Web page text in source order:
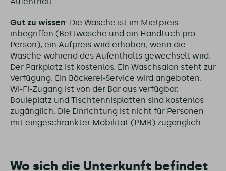
Gut zu wissen: Die Wäsche ist im Mietpreis
inbegriffen (Bettwäsche und ein Handtuch pro
Person), ein Aufpreis wird erhoben, wenn die
Wäsche während des Aufenthalts gewechselt wird.
Der Parkplatz ist kostenlos. Ein Waschsalon steht zur
Verfügung. Ein Bäckerei-Service wird angeboten.
Wi-Fi-Zugang ist von der Bar aus verfügbar.
Bouleplatz und Tischtennisplatten sind kostenlos
zugänglich. Die Einrichtung ist nicht für Personen
mit eingeschränkter Mobilität (PMR) zugänglich.
Wo sich die Unterkunft befindet